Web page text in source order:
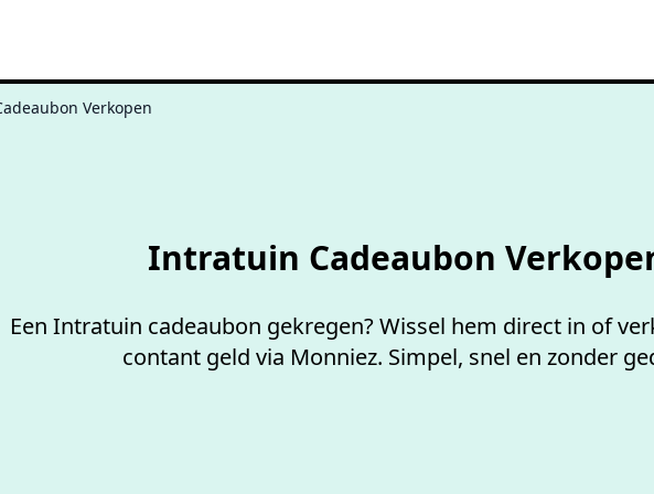
Verkopen
Intratuin Cadeaubon
Een Intratuin cadeaubon gekregen? Wissel hem direct in of
contant geld via Monniez. Simpel, snel en zonder